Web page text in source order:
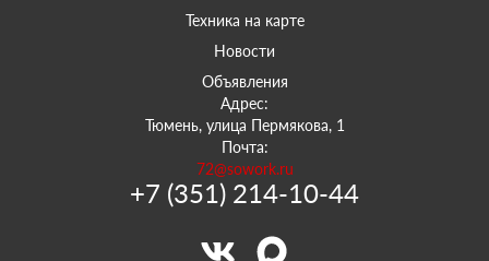
Техника на карте
Новости
Объявления
Адрес:
Тюмень, улица Пермякова, 1
Почта:
72@sowork.ru
+7 (351) 214-10-44